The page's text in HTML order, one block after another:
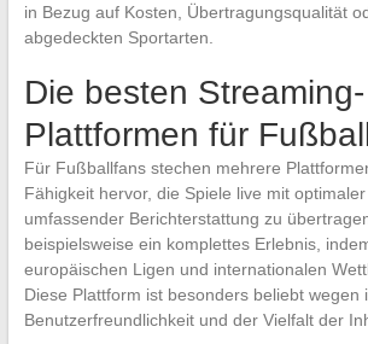
in Bezug auf Kosten, Übertragungsqualität
abgedeckten Sportarten.
Die besten Streaming-
Plattformen für
Für Fußballfans stechen mehrere
Fähigkeit hervor, die Spiele live mit
umfassender Berichterstattung zu
beispielsweise ein komplettes Erlebnis,
europäischen Ligen und internationalen
Diese Plattform ist besonders beliebt wegen
Benutzerfreundlichkeit und der Vielfalt der